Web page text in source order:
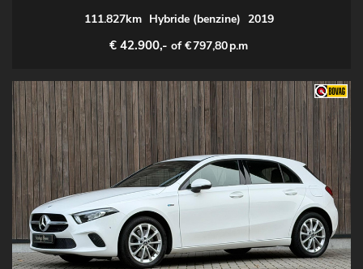
111.827km Hybride (benzine) 2019
€ 42.900,- of €797,80p.m